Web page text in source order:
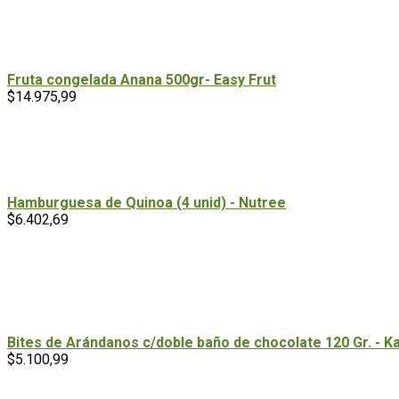
Fruta congelada Anana 500gr- Easy Frut
$14.975,99
Hamburguesa de Quinoa (4 unid) - Nutree
$6.402,69
Bites de Arándanos c/doble baño de chocolate 120 Gr. -
$5.100,99